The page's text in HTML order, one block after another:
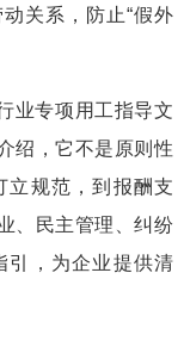
关系，防止“假外
业专项用工指导文
绍，它不是原则性
立规范，到报酬支
、民主管理、纠纷
引，为企业提供清